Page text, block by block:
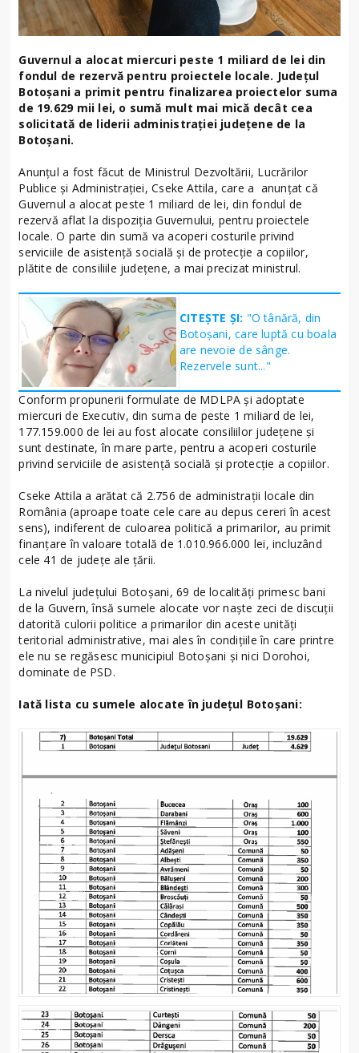
Guvernul a alocat miercuri peste 1 miliard de lei din
fondul de rezervă pentru proiectele locale. Județul
Botoșani a primit pentru finalizarea proiectelor suma
de 19.629 mii lei, o sumă mult mai mică decât cea
solicitată de liderii administrației județene de la
Botoșani.
Anunțul a fost făcut de Ministrul Dezvoltării, Lucrărilor
Publice și Administrației, Cseke Attila, care a anunțat că
Guvernul a alocat peste 1 miliard de lei, din fondul de
rezervă aflat la dispoziția Guvernului, pentru proiectele
locale. O parte din sumă va acoperi costurile privind
serviciile de asistență socială și de protecție a copiilor,
plătite de consiliile județene, a mai precizat ministrul.
CITEȘTE ȘI: "O tânără, din
Botoșani, care luptă cu boala
are nevoie de sânge.
Rezervele sunt..."
Conform propunerii formulate de MDLPA și adoptate
miercuri de Executiv, din suma de peste 1 miliard de lei,
177.159.000 de lei au fost alocate consiliilor județene și
sunt destinate, în mare parte, pentru a acoperi costurile
privind serviciile de asistență socială și protecție a copiilor.
Cseke Attila a arătat că 2.756 de administrații locale din
România (aproape toate cele care au depus cereri în acest
sens), indiferent de culoarea politică a primarilor, au primit
finanțare în valoare totală de 1.010.966.000 lei, incluzând
cele 41 de județe ale țării.
La nivelul județului Botoșani, 69 de localități primesc bani
de la Guvern, însă sumele alocate vor naște zeci de discuții
datorită culorii politice a primarilor din aceste unități
teritorial administrative, mai ales în condițiile în care printre
ele nu se regăsesc municipiul Botoșani și nici Dorohoi,
dominate de PSD.
Iată lista cu sumele alocate în județul Botoșani: